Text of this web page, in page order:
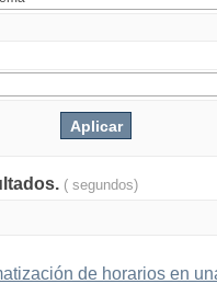
( segundos)
de horarios en